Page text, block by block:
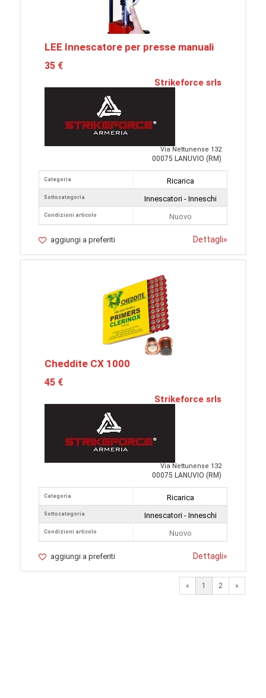
LEE Innescatore per presse manuali
35 €
Strikeforce srls
Via Nettunense 132
00075 LANUVIO (RM)
Categoria
Sottocategoria
Condizioni articolo
Ricarica
Innescatori - Inneschi
Nuovo
aggiungi a preferiti Dettagli»
Cheddite CX 1000
45 €
Strikeforce srls
Via Nettunense 132
00075 LANUVIO (RM)
Categoria
Sottocategoria
Condizioni articolo
Ricarica
Innescatori - Inneschi
Nuovo
aggiungi a preferiti Dettagli»
« 1 2 »